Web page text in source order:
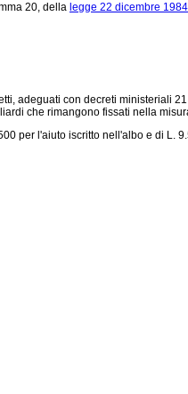
20, della legge 22 dicembre
con decreti ministeriali
che rimangono fissati nella
per l'aiuto iscritto nell'albo e di L.